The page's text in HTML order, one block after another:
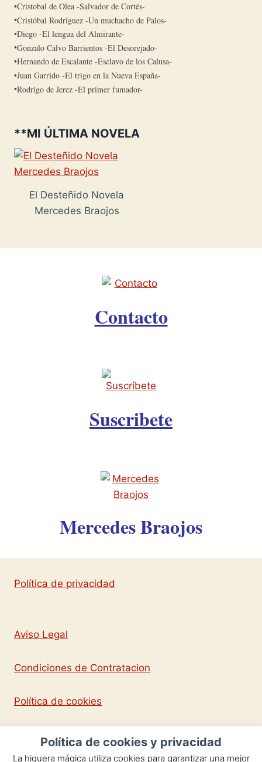
Cristobal de Olea -Salvador de Cortés-
Cristóbal Rodríguez -Un muchacho de Palos-
Diego -El lengua del Almirante-
Gonzalo Calvo Barrientos -El Desorejado-
Hernando de Escalante -Esclavo de los Calusa-
Juan Garrido -El trigo en la Nueva España-
Rodrigo de Jerez -El primer fumador-
**MI ÚLTIMA NOVELA
El Desteñido Novela
Mercedes Braojos
Contacto
Suscribete
Mercedes Braojos
Política de privacidad
Aviso Legal
Condiciones de Contratacion
Política de cookies
Política de cookies y privacidad
La higuera mágica utiliza cookies para garantizar una mejor